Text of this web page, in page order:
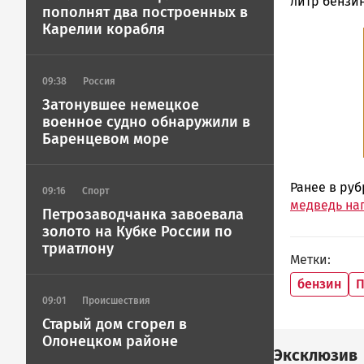
пополнят два построенных в
Карелии корабля
09:38 Россия
Затонувшее немецкое
военное судно обнаружили в
Баренцевом море
09:16 Спорт
Петрозаводчанка завоевала
золото на Кубке России по
триатлону
09:01 Происшествия
Старый дом сгорел в
Олонецком районе
Ранее в
медведь
Метки
бензин
Эксклюзив